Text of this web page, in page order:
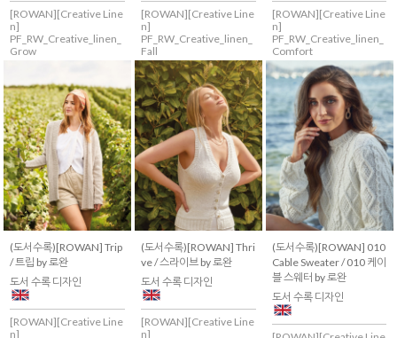
[ROWAN][Creative Line
n]
PF_RW_Creative_linen_
Grow
[ROWAN][Creative Line
n]
PF_RW_Creative_linen_
Fall
[ROWAN][Creative Line
n]
PF_RW_Creative_linen_
Comfort
(도서수록)[ROWAN] Trip
/ 트립 by 로완
도서 수록 디자인
[ROWAN][Creative Line
n]
(도서수록)[ROWAN] Thri
ve / 스라이브 by 로완
도서 수록 디자인
[ROWAN][Creative Line
n]
(도서수록)[ROWAN] 010
Cable Sweater / 010 케이
블 스웨터 by 로완
도서 수록 디자인